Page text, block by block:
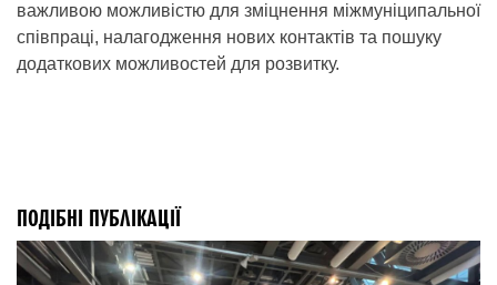
важливою можливістю для зміцнення міжмуніципальної
співпраці, налагодження нових контактів та пошуку
додаткових можливостей для розвитку.
ПОДІБНІ ПУБЛІКАЦІЇ